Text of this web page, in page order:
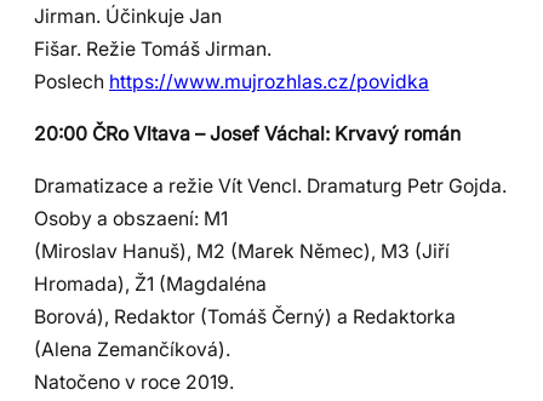
Jirman. Účinkuje Jan
Fišar. Režie Tomáš Jirman.
Poslech https://www.mujrozhlas.cz/povidka
20:00 ČRo Vltava – Josef Váchal: Krvavý román
Dramatizace a režie Vít Vencl. Dramaturg Petr Gojda.
Osoby a obszaení: M1
(Miroslav Hanuš), M2 (Marek Němec), M3 (Jiří
Hromada), Ž1 (Magdaléna
Borová), Redaktor (Tomáš Černý) a Redaktorka
(Alena Zemančíková).
Natočeno v roce 2019.